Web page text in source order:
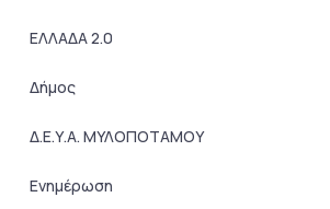
ΕΛΛΑΔΑ 2.0
Δήμος
Δ.Ε.Υ.Α. ΜΥΛΟΠΟΤΑΜΟΥ
Ενημέρωση